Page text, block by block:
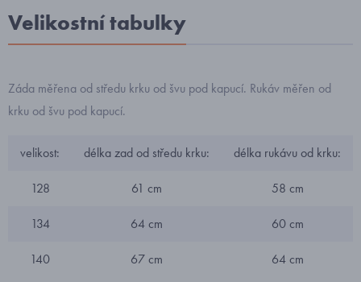
Velikostní tabulky
Záda měřena od středu krku od švu pod kapucí. Rukáv měřen od
krku od švu pod kapucí.
velikost: délka zad od středu krku: délka rukávu od krku:
128 61 cm 58 cm
134 64 cm 60 cm
140 67 cm 64 cm